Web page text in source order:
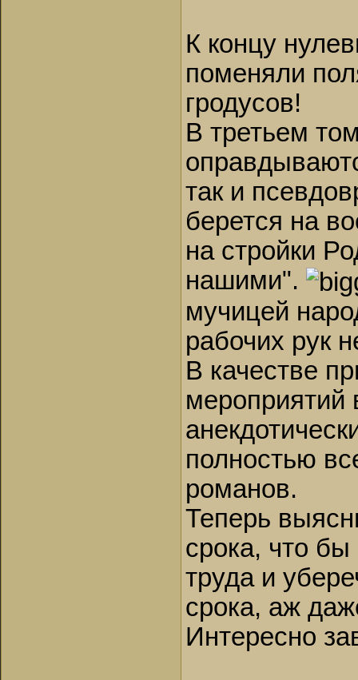
К концу
поменяли
гродусов!
В третьем
так и
берется на
на стройки
нашими".
мучицей
рабочих рук
В качестве
мероприятий
полностью
романов.
Теперь
срока, что бы
труда и
срока, аж
Интересно